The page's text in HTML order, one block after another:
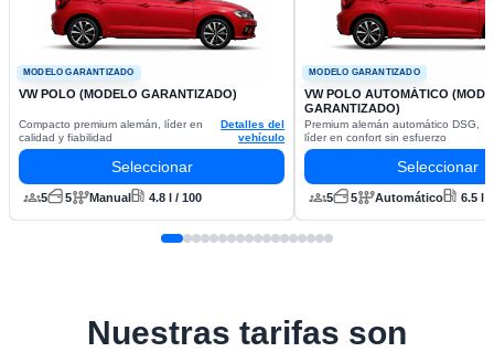
MODELO GARANTIZADO
VW POLO (MODELO GARANTIZADO)
Compacto premium alemán, líder en
calidad y fiabilidad
Detalles del
vehículo
Seleccionar
5 5 Manual 4.8 l / 100
MODELO GARANTIZADO
VW POLO AUTOMÁTICO
GARANTIZADO)
Premium alemán automático DSG,
líder en confort sin esfuerzo
Seleccionar
5 5 Automático 6.5 l /
Nuestras tarifas son